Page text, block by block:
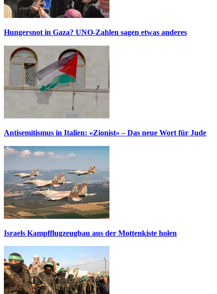
Hungersnot in Gaza? UNO-Zahlen sagen etwas anderes
Antisemitismus in Italien: «Zionist» – Das neue Wort für Jude
Israels Kampfflugzeugbau aus der Mottenkiste holen